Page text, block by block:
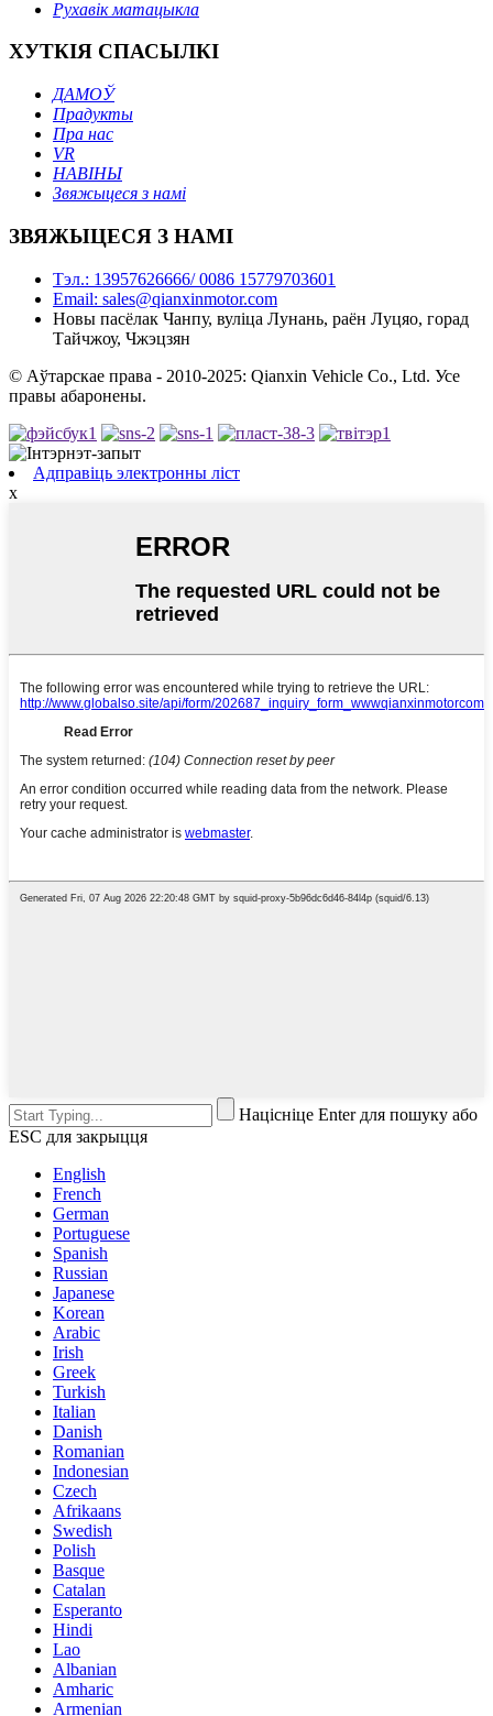
Рухавік матацыкла
ХУТКІЯ СПАСЫЛКІ
ДАМОЎ
Прадукты
Пра нас
VR
НАВІНЫ
Звяжыцеся з намі
ЗВЯЖЫЦЕСЯ З НАМІ
Тэл.: 13957626666/ 0086 15779703601
Email: sales@qianxinmotor.com
Новы пасёлак Чанпу, вуліца Лунань, раён Луцяо, горад
Тайчжоу, Чжэцзян
© Аўтарскае права - 2010-2025: Qianxin Vehicle Co., Ltd. Усе
правы абаронены.
Адправіць электронны ліст
x
Націсніце Enter для пошуку або
ESC для закрыцця
English
French
German
Portuguese
Spanish
Russian
Japanese
Korean
Arabic
Irish
Greek
Turkish
Italian
Danish
Romanian
Indonesian
Czech
Afrikaans
Swedish
Polish
Basque
Catalan
Esperanto
Hindi
Lao
Albanian
Amharic
Armenian